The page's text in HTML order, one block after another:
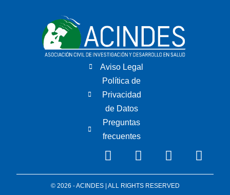
Aviso Legal
Política de
Privacidad
de Datos
Preguntas
frecuentes
© 2026 - ACINDES | ALL RIGHTS RESERVED